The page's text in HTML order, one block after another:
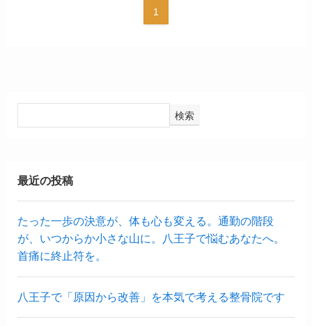
1
検索
最近の投稿
たった一歩の決意が、体も心も変える。通勤の階段
が、いつからか小さな山に。八王子で悩むあなたへ。
首痛に終止符を。
八王子で「原因から改善」を本気で考える整骨院です